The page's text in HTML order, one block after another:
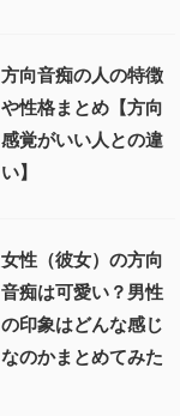
方向音痴の人の特徴
や性格まとめ【方向
感覚がいい人との違
い】
女性（彼女）の方向
音痴は可愛い？男性
の印象はどんな感じ
なのかまとめてみた